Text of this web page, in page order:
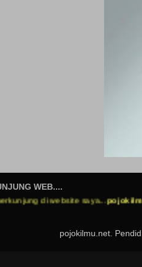
WEB....
di website saya...pojokilmu.net
pojokilmu.net.